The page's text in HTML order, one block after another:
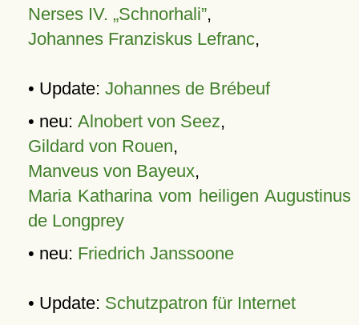
Nerses IV. „Schnorhali”,
Johannes Franziskus Lefranc,
• Update: Johannes de Brébeuf
• neu: Alnobert von Seez,
Gildard von Rouen,
Manveus von Bayeux,
Maria Katharina vom heiligen Augustinus
de Longprey
• neu: Friedrich Janssoone
• Update: Schutzpatron für Internet